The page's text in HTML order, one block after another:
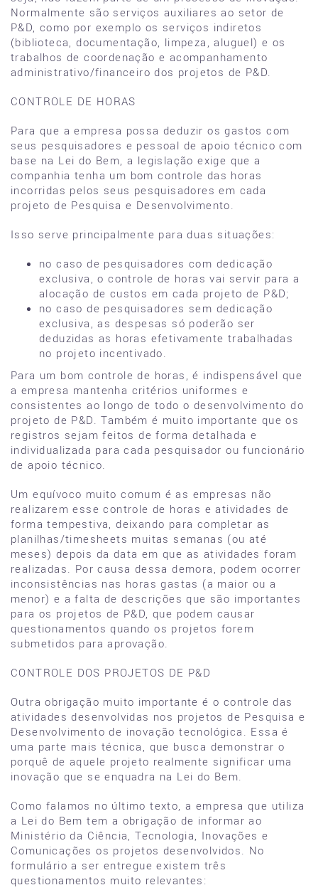
Normalmente são serviços auxiliares ao setor de
P&D, como por exemplo os serviços indiretos
(biblioteca, documentação, limpeza, aluguel) e os
trabalhos de coordenação e acompanhamento
administrativo/financeiro dos projetos de P&D.
CONTROLE DE HORAS
Para que a empresa possa deduzir os gastos com
seus pesquisadores e pessoal de apoio técnico com
base na Lei do Bem, a legislação exige que a
companhia tenha um bom controle das horas
incorridas pelos seus pesquisadores em cada
projeto de Pesquisa e Desenvolvimento.
Isso serve principalmente para duas situações:
no caso de pesquisadores com dedicação
exclusiva, o controle de horas vai servir para a
alocação de custos em cada projeto de P&D;
no caso de pesquisadores sem dedicação
exclusiva, as despesas só poderão ser
deduzidas as horas efetivamente trabalhadas
no projeto incentivado.
Para um bom controle de horas, é indispensável que
a empresa mantenha critérios uniformes e
consistentes ao longo de todo o desenvolvimento do
projeto de P&D. Também é muito importante que os
registros sejam feitos de forma detalhada e
individualizada para cada pesquisador ou funcionário
de apoio técnico.
Um equívoco muito comum é as empresas não
realizarem esse controle de horas e atividades de
forma tempestiva, deixando para completar as
planilhas/timesheets muitas semanas (ou até
meses) depois da data em que as atividades foram
realizadas. Por causa dessa demora, podem ocorrer
inconsistências nas horas gastas (a maior ou a
menor) e a falta de descrições que são importantes
para os projetos de P&D, que podem causar
questionamentos quando os projetos forem
submetidos para aprovação.
CONTROLE DOS PROJETOS DE P&D
Outra obrigação muito importante é o controle das
atividades desenvolvidas nos projetos de Pesquisa e
Desenvolvimento de inovação tecnológica. Essa é
uma parte mais técnica, que busca demonstrar o
porquê de aquele projeto realmente significar uma
inovação que se enquadra na Lei do Bem.
Como falamos no último texto, a empresa que utiliza
a Lei do Bem tem a obrigação de informar ao
Ministério da Ciência, Tecnologia, Inovações e
Comunicações os projetos desenvolvidos. No
formulário a ser entregue existem três
questionamentos muito relevantes: